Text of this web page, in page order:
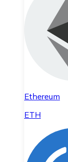
Ethereum
ETH